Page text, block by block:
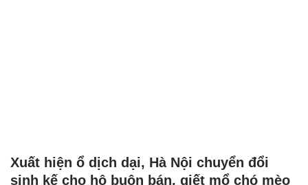
Xuất hiện ổ dịch dại, Hà Nội chuyển đổi
sinh kế cho hộ buôn bán, giết mổ chó mèo